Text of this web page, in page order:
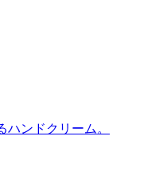
ンドクリーム。